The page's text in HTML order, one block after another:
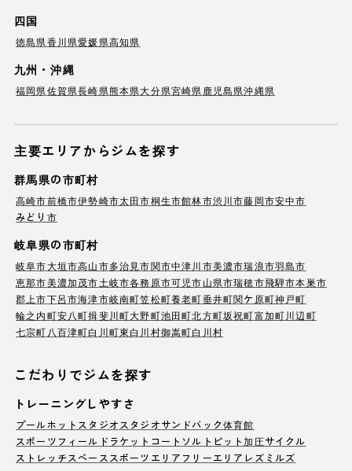
四国
徳島県香川県愛媛県高知県
九州・沖縄
福岡県佐賀県長崎県熊本県大分県宮崎県 鹿児島県沖縄県
主要エリアからジムを探す
群馬県の市町村
高崎市前橋市伊勢崎市太田市桐生市館林市渋川市藤岡市安中市
みどり市
岐阜県の市町村
岐阜市大垣市高山市多治見市関市中津川市美濃市瑞浪市羽島市
恵那市美濃加茂市土岐市各務原市可児市山県市瑞穂市飛騨市本巣市
郡上市下呂市海津市岐南町笠松町養老町垂井町関ケ原町神戸町
輪之内町安八町揖斐川町大野町池田町北方町坂祝町富加町川辺町
七宗町 八百津町白川町東白川村御嵩町白川村
こだわりでジムを探す
トレーニングしやすさ
プールホットスタジオ スタジオサンドバック体育館
スポーツフィールド ラケットコート ソルトピット加圧サイクル
ストレッチスペース スポーツエリア フリーエリア レズミルズ